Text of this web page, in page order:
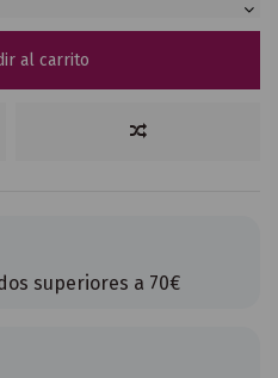
al carrito
superiores a 70€